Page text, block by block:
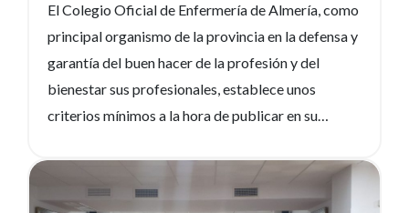
El Colegio Oficial de Enfermería de Almería, como
principal organismo de la provincia en la defensa y
garantía del buen hacer de la profesión y del
bienestar sus profesionales, establece unos
criterios mínimos a la hora de publicar en su
empleo, que aseguren un trabajo digno y de
calidad para todos los enfermeros. Desde la
Ver noticia